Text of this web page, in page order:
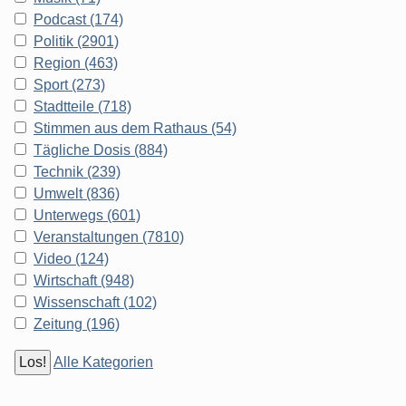
Podcast (174)
Politik (2901)
Region (463)
Sport (273)
Stadtteile (718)
Stimmen aus dem Rathaus (54)
Tägliche Dosis (884)
Technik (239)
Umwelt (836)
Unterwegs (601)
Veranstaltungen (7810)
Video (124)
Wirtschaft (948)
Wissenschaft (102)
Zeitung (196)
Alle Kategorien